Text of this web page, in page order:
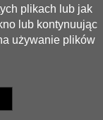
plikach lub jak
lub kontynuując
używanie plików